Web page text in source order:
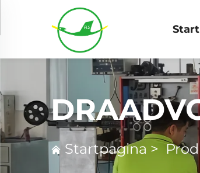
Startpagina >